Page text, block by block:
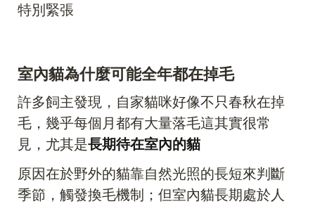
特別緊張
室內貓為什麼可能全年都在掉毛
許多飼主發現，自家貓咪好像不只春秋在掉
毛，幾乎每個月都有大量落毛這其實很常
見，尤其是長期待在室內的貓
原因在於野外的貓靠自然光照的長短來判斷
季節，觸發換毛機制；但室內貓長期處於人